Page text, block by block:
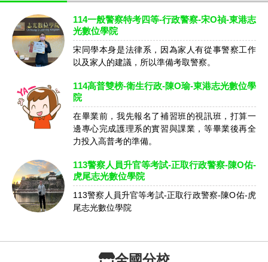
114一般警察特考四等-行政警察-宋O禎-東港志
光數位學院
宋同學本身是法律系，因為家人有從事警察工作
以及家人的建議，所以準備考取警察。
114高普雙榜-衛生行政-陳O瑜-東港志光數位學
院
在畢業前，我先報名了補習班的視訊班，打算一
邊專心完成護理系的實習與課業，等畢業後再全
力投入高普考的準備。
113警察人員升官等考試-正取行政警察-陳O佑-
虎尾志光數位學院
113警察人員升官等考試-正取行政警察-陳O佑-虎
尾志光數位學院